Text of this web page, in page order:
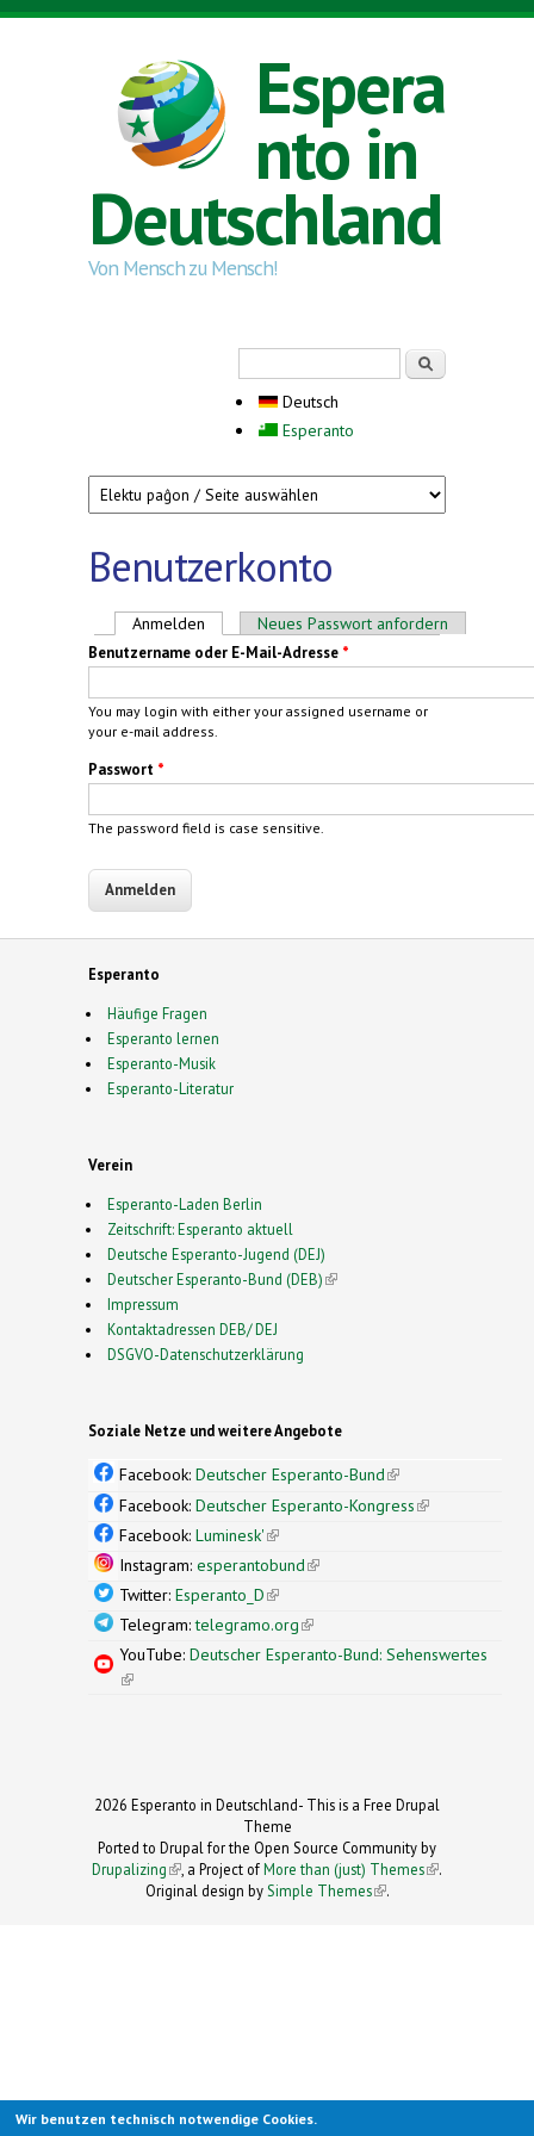
Direkt zum Inhalt
Espera
nto in
Deutschland
Von Mensch zu Mensch!
Deutsch
Esperanto
Benutzerkonto
Haupt-Reiter
Anmelden (aktiver Reiter)
Neues Passwort anfordern
Benutzername oder E-Mail-Adresse *
You may login with either your assigned username or
your e-mail address.
Passwort *
The password field is case sensitive.
Esperanto
Häufige Fragen
Esperanto lernen
Esperanto-Musik
Esperanto-Literatur
Verein
Esperanto-Laden Berlin
Zeitschrift: Esperanto aktuell
Deutsche Esperanto-Jugend (DEJ)
Deutscher Esperanto-Bund (DEB)(link is external)
Impressum
Kontaktadressen DEB/ DEJ
DSGVO-Datenschutzerklärung
Soziale Netze und weitere Angebote
Facebook: Deutscher Esperanto-Bund(link is
external)
Facebook: Deutscher Esperanto-Kongress(link is
Facebook: Luminesk'(link is external)
Instagram: esperantobund(link is external)
Twitter: Esperanto_D(link is external)
Telegram:telegramo.org(link is external)
YouTube: Deutscher Esperanto-Bund: Sehenswertes
(link is external)
2026 Esperanto in Deutschland- This is a Free Drupal
Theme
Ported to Drupal for the Open Source Community by
Drupalizing(link is external)
, a Project ofMore than (just) Themes (link is
.
Original design by Simple Themes
(link is
.
Wir benutzen technisch notwendige Cookies.